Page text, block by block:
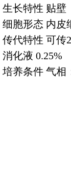
生长特性 贴壁
细胞形态 内皮
传代特性 可传
消化液 0.25%
培养条件 气相